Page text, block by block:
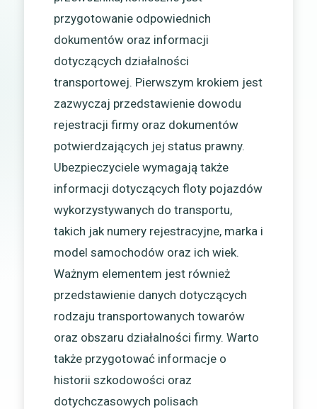
przygotowanie odpowiednich
dokumentów oraz informacji
dotyczących działalności
transportowej. Pierwszym krokiem jest
zazwyczaj przedstawienie dowodu
rejestracji firmy oraz dokumentów
potwierdzających jej status prawny.
Ubezpieczyciele wymagają także
informacji dotyczących floty pojazdów
wykorzystywanych do transportu,
takich jak numery rejestracyjne, marka i
model samochodów oraz ich wiek.
Ważnym elementem jest również
przedstawienie danych dotyczących
rodzaju transportowanych towarów
oraz obszaru działalności firmy. Warto
także przygotować informacje o
historii szkodowości oraz
dotychczasowych polisach